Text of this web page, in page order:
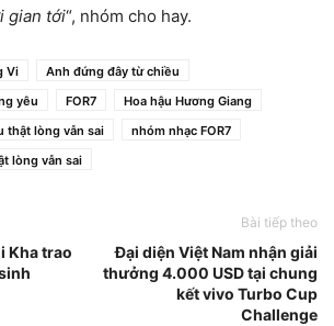
gian tới“, nhóm cho hay.
Vi
Anh đứng đây từ chiều
yêu
FOR7
Hoa hậu Hương Giang
thật lòng vẫn sai
nhóm nhạc FOR7
lòng vẫn sai
Kha trao
Bài tiếp theo
Đại diện Việt Nam nhận giải
thưởng 4.000 USD tại chung
kết vivo Turbo Cup
Challenge